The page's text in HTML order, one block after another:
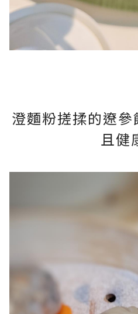
澄麵粉搓揉的遼
且健